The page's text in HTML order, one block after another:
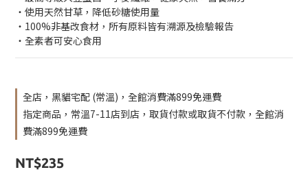
・使用天然甘草，降低砂糖使用量
・100%非基改食材，所有原料皆有溯源及檢驗報告
・全素者可安心食用
全店，黑貓宅配 (常溫)，全館消費滿899免運費
指定商品，常溫7-11店到店，取貨付款或取貨不付款，全館消
費滿899免運費
NT$235